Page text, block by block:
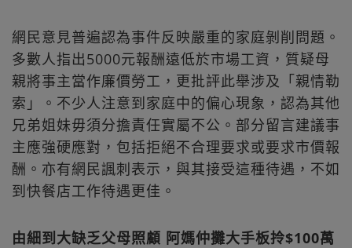
網民意見普遍認為事件反映嚴重的家庭剝削問題。
多數人指出5000元報酬遠低於市場工資，質疑母
親將事主當作廉價勞工，更批評此舉涉及「親情勒
索」。不少人注意到家庭中的偏心現象，認為其他
兄弟姐妹毋須分擔責任實屬不公。部分留言建議事
主應強硬應對，包括拒絕不合理要求或要求市價報
酬。亦有網民諷刺表示，與其接受這種待遇，不如
到快餐店工作待遇更佳。
由細到大缺乏父母照顧 阿媽仲攤大手板拎$100萬